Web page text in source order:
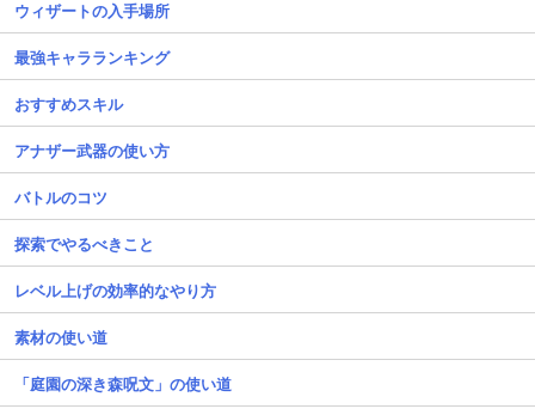
ウィザートの入手場所
最強キャラランキング
おすすめスキル
アナザー武器の使い方
バトルのコツ
探索でやるべきこと
レベル上げの効率的なやり方
素材の使い道
「庭園の深き森呪文」の使い道